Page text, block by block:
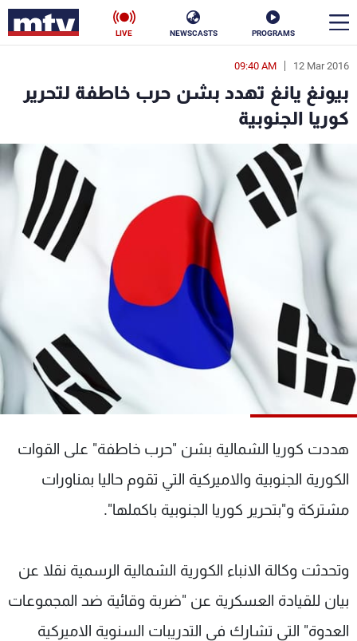
PROGRAMS
NEWSCASTS
LIVE
12 Mar 2016
09:40 AM
بيونغ يانغ تهدد بشن حرب خاطفة لتحرير
كوريا الجنوبية
هددت كوريا الشمالية بشن "حرب خاطفة" على القوات
الكورية الجنوبية والاميركية التي تقوم حاليا بمناورات
مشتركة و"بتحرير كوريا الجنوبية باكملها".
وتحدثت وكالة الانباء الكورية الشمالية الرسمية نقلا عن
بيان للقيادة العسكرية عن "ضربة وقائية ضد المجموعات
العدوة" التي تشارك في التدريبات السنوية الاميركية
en
الأخبار
سياسة
إقتصاد
منوعات رياضة
كأس العالم
البرامج
جدول البرامج
شاهد البرامج
الترددات
عن MTV
لاعلاناتكم
وظائف
شروط الإسـتخدام